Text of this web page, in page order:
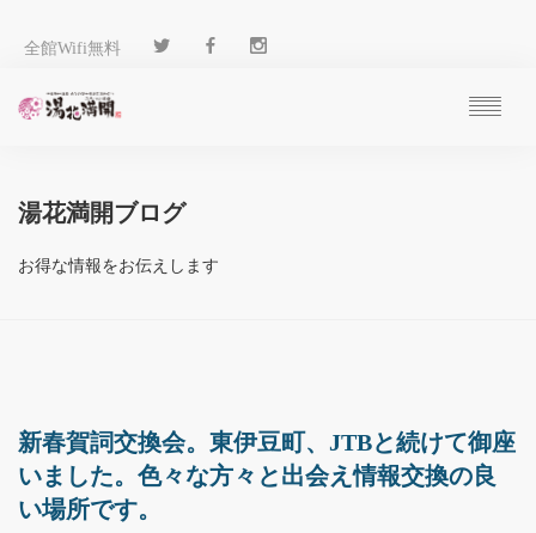
全館Wifi無料
過ごし方
客 室
温 泉
ENGLISH
湯花満開ブログ
お得な情報をお伝えします
新春賀詞交換会。東伊豆町、JTBと続けて御座
いました。色々な方々と出会え情報交換の良
い場所です。